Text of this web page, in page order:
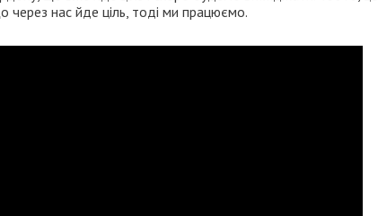
через нас йде ціль, тоді ми працюємо.